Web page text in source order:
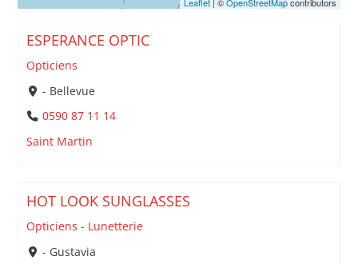
ESPERANCE OPTIC
Opticiens
- Bellevue
0590 87 11 14
Saint Martin
HOT LOOK SUNGLASSES
Opticiens - Lunetterie
- Gustavia